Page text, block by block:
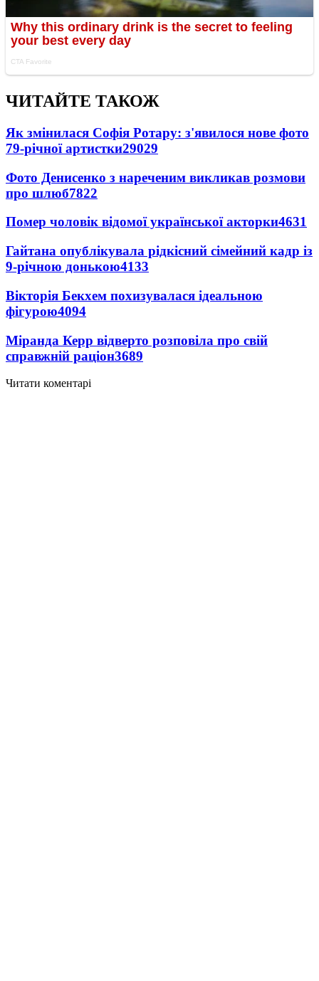
ЧИТАЙТЕ ТАКОЖ
Як змінилася Софія Ротару: з'явилося нове фото
79-річної артистки29029
Фото Денисенко з нареченим викликав розмови
про шлюб7822
Помер чоловік відомої української акторки4631
Гайтана опублікувала рідкісний сімейний кадр із
9-річною донькою4133
Вікторія Бекхем похизувалася ідеальною
фігурою4094
Міранда Керр відверто розповіла про свій
справжній раціон3689
Читати коментарі